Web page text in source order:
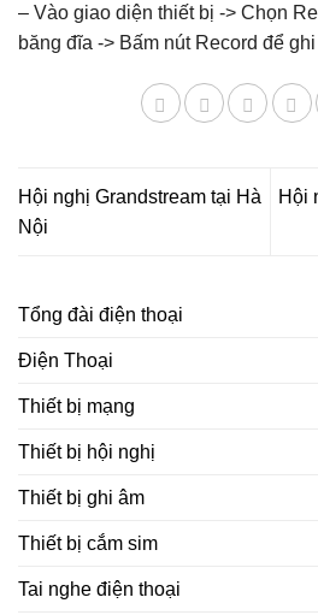
Tổng đài điện thoại
Điện Thoại
Thiết bị mạng
Thiết bị hội nghị
Thiết bị ghi âm
Thiết bị cắm sim
Tai nghe điện thoại
– Vào giao diện thiết bị -> Chọn
băng đĩa -> Bấm nút Record để
Hội nghị Grandstream tại Hà
Nội
Hội